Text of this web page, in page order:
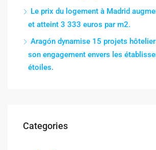
Le prix du logement à Madrid
et atteint 3 333 euros par m2.
Aragón dynamise 15 projets
son engagement envers les
étoiles.
Categories